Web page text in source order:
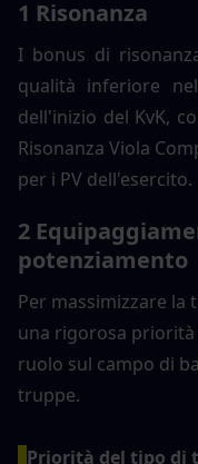
1 Risonanza
I bonus di
qualità inferiore
dell'inizio del KvK,
Risonanza Viola
per i PV dell'esercito.
2
potenziamento
Per massimizzare la
una rigorosa
ruolo sul campo di
truppe.
Priorità del tipo di